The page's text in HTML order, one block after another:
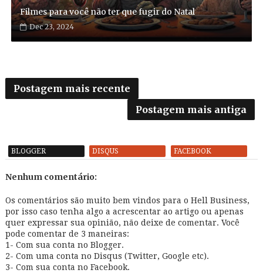
Filmes para você não ter que fugir do Natal
Dec 23, 2024
Postagem mais recente
Postagem mais antiga
BLOGGER DISQUS FACEBOOK
Nenhum comentário:
Os comentários são muito bem vindos para o Hell Business,
por isso caso tenha algo a acrescentar ao artigo ou apenas
quer expressar sua opinião, não deixe de comentar. Você
pode comentar de 3 maneiras:
1- Com sua conta no Blogger.
2- Com uma conta no Disqus (Twitter, Google etc).
3- Com sua conta no Facebook.